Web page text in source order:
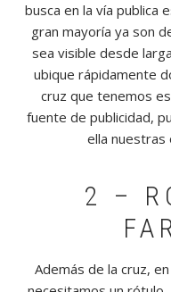
busca en la vía publica
gran mayoría ya son
sea visible desde
ubique rápidamente
cruz que tenemos
fuente de publicidad,
ella nuestras
2 –
Además de la cruz,